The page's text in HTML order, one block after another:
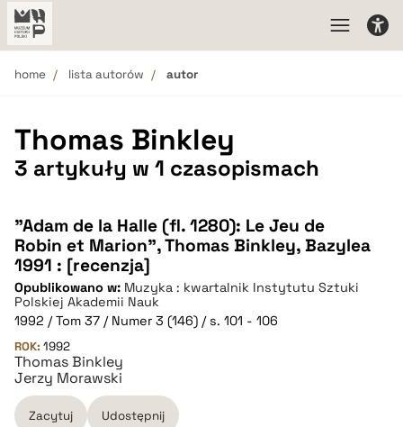
home lista autorów autor
Thomas Binkley
3 artykuły w 1 czasopismach
"Adam de la Halle (fl. 1280): Le Jeu de
Robin et Marion", Thomas Binkley, Bazylea
1991 : [recenzja]
Opublikowano w: Muzyka : kwartalnik Instytutu Sztuki
Polskiej Akademii Nauk
1992 / Tom 37 / Numer 3 (146) / s. 101 - 106
ROK: 1992
Thomas Binkley
Jerzy Morawski
Zacytuj Udostępnij